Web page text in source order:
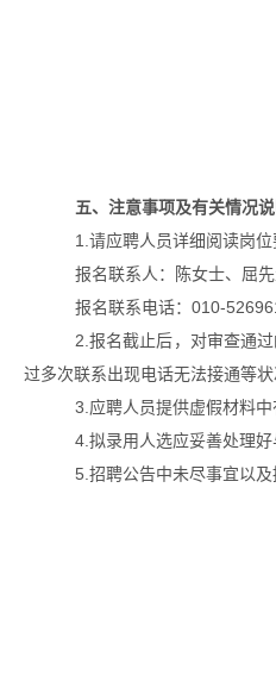
五、注意事项及有关情况说
1.请应聘人员详细阅读岗
报名联系人：陈女士、屈
报名联系电话： 010-
2.报名截止后，对审查通
过多次联系出现电话无法接通等状
3.应聘人员提供虚假材料
4.拟录用人选应妥善处理
5.招聘公告中未尽事宜以